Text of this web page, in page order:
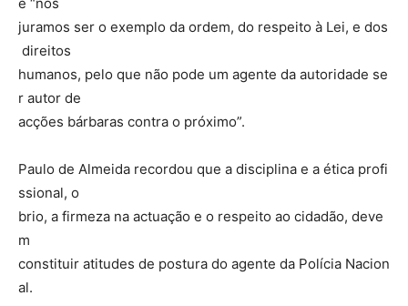
juramos ser o exemplo da ordem, do respeito à Lei, e dos
direitos
humanos, pelo que não pode um agente da autoridade se
r autor de
acções bárbaras contra o próximo”.
Paulo de Almeida recordou que a disciplina e a ética profi
ssional, o
brio, a firmeza na actuação e o respeito ao cidadão, deve
m
constituir atitudes de postura do agente da Polícia Nacion
al.